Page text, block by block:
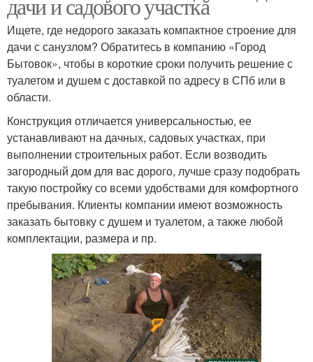
Ищете, где недорого заказать компактное строение для
дачи с санузлом? Обратитесь в компанию «Город
Бытовок», чтобы в короткие сроки получить решение с
туалетом и душем с доставкой по адресу в СПб или в
области.
Конструкция отличается универсальностью, ее
устанавливают на дачных, садовых участках, при
выполнении строительных работ. Если возводить
загородный дом для вас дорого, лучше сразу подобрать
такую постройку со всеми удобствами для комфортного
пребывания. Клиенты компании имеют возможность
заказать бытовку с душем и туалетом, а также любой
комплектации, размера и пр.